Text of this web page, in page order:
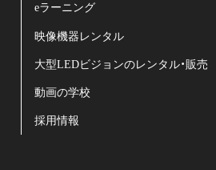
eラーニング
映像機器レンタル
大型LEDビジョンのレンタル・販売
動画の学校
採用情報